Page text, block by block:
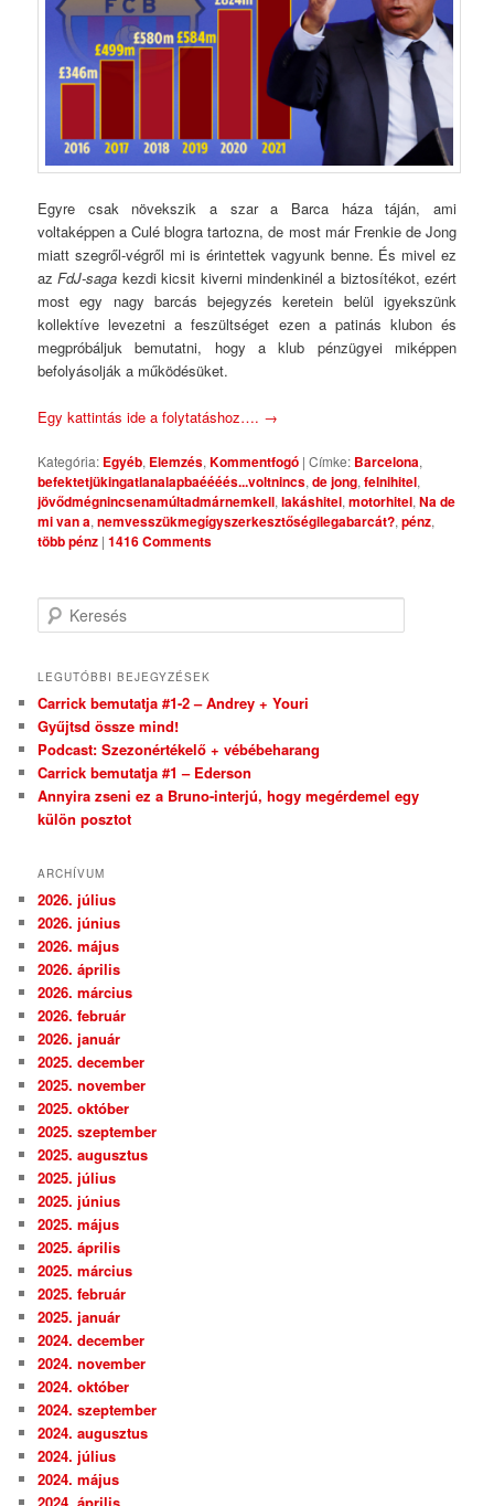
Egyre csak növekszik a szar a Barca háza táján, ami
voltaképpen a Culé blogra tartozna, de most már Frenkie de Jong
miatt szegről-végről mi is érintettek vagyunk benne. És mivel ez
azFdJ-saga kezdi kicsit kiverni mindenkinél a biztosítékot, ezért
most egy nagy barcás bejegyzés keretein belül igyekszünk
kollektíve levezetni a feszültséget ezen a patinás klubon és
megpróbáljuk bemutatni, hogy a klub pénzügyei miképpen
befolyásolják a működésüket.
Egy kattintás ide a folytatáshoz…. →
Kategória: Egyéb, Elemzés,Kommentfogó |Címke: Barcelona,
befektetjükingatlanalapbaéééés...voltnincs,de jong,felnihitel,
jövődmégnincsenamúltadmárnemkell,lakáshitel,motorhitel,Na de
mi van a,nemvesszükmegígyszerkesztőségilegabarcát?,pénz,
több pénz |1416 Comments
Keresés
LEGUTÓBBI BEJEGYZÉSEK
Carrick bemutatja #1-2 – Andrey + Youri
Gyűjtsd össze mind!
Podcast: Szezonértékelő + vébébeharang
Carrick bemutatja #1 – Ederson
Annyira zseni ez a Bruno-interjú, hogy megérdemel egy
külön posztot
ARCHÍVUM
2026. július
2026. június
2026. május
2026. április
2026. március
2026. február
2026. január
2025. december
2025. november
2025. október
2025. szeptember
2025. augusztus
2025. július
2025. június
2025. május
2025. április
2025. március
2025. február
2025. január
2024. december
2024. november
2024. október
2024. szeptember
2024. augusztus
2024. július
2024. május